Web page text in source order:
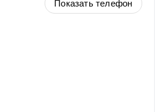
Показать телефон